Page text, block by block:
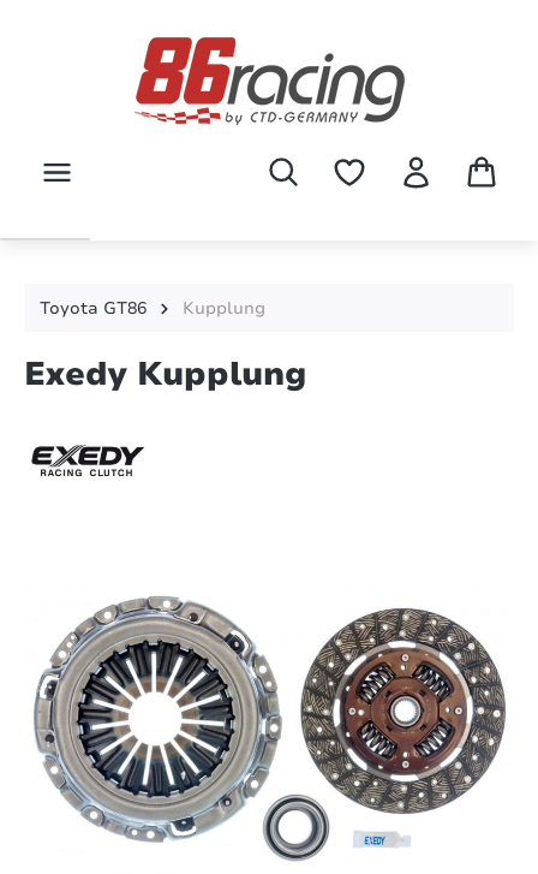
Toyota GT86 Kupplung
Exedy Kupplung